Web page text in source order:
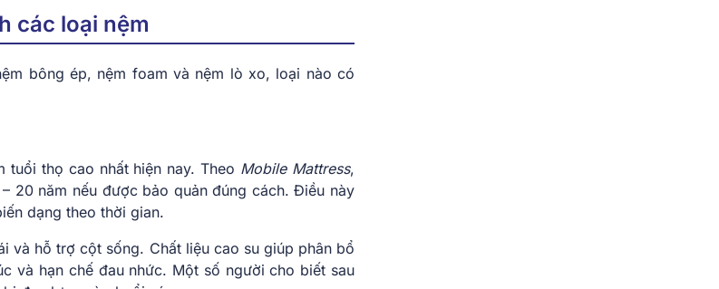
các loại nệm
bông ép, nệm foam và nệm lò xo, loại nào có
thọ cao nhất hiện nay. Theo Mobile Mattress,
20 năm nếu được bảo quản đúng cách. Điều này
dạng theo thời gian.
và hỗ trợ cột sống. Chất liệu cao su giúp phân bổ
và hạn chế đau nhức. Một số người cho biết sau